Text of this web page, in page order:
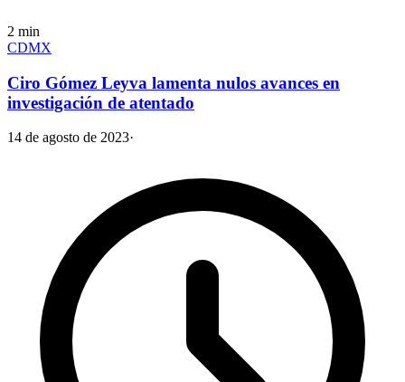
2 min
CDMX
Ciro Gómez Leyva lamenta nulos avances en
investigación de atentado
14 de agosto de 2023·